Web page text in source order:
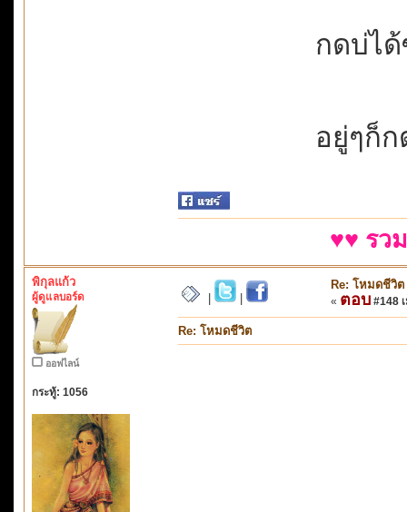
กดบ่ไ
อยู่ๆก็
♥♥ รว
พิกุลแก้ว
ผู้ดูแลบอร์ด
ออฟไลน์
กระทู้: 1056
Re: โหมดชีวิต
« ตอบ #148
Re: โหมดชีวิต